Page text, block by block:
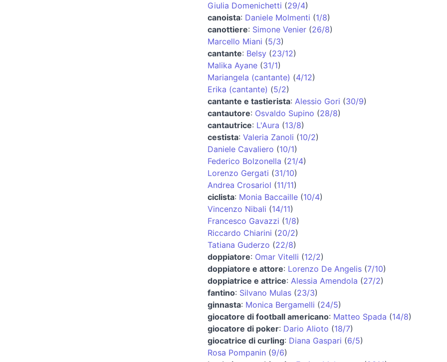
Giulia Domenichetti (29/4)
canoista: Daniele Molmenti (1/8)
canottiere: Simone Venier (26/8)
Marcello Miani (5/3)
cantante: Belsy (23/12)
Malika Ayane (31/1)
Mariangela (cantante) (4/12)
Erika (cantante) (5/2)
cantante e tastierista: Alessio Gori (30/9)
cantautore: Osvaldo Supino (28/8)
cantautrice: L'Aura (13/8)
cestista: Valeria Zanoli (10/2)
Daniele Cavaliero (10/1)
Federico Bolzonella (21/4)
Lorenzo Gergati (31/10)
Andrea Crosariol (11/11)
ciclista: Monia Baccaille (10/4)
Vincenzo Nibali (14/11)
Francesco Gavazzi (1/8)
Riccardo Chiarini (20/2)
Tatiana Guderzo (22/8)
doppiatore: Omar Vitelli (12/2)
doppiatore e attore: Lorenzo De Angelis (7/10)
doppiatrice e attrice: Alessia Amendola (27/2)
fantino: Silvano Mulas (23/3)
ginnasta: Monica Bergamelli (24/5)
giocatore di football americano: Matteo Spada (14/8)
giocatore di poker: Dario Alioto (18/7)
giocatrice di curling: Diana Gaspari (6/5)
Rosa Pompanin (9/6)